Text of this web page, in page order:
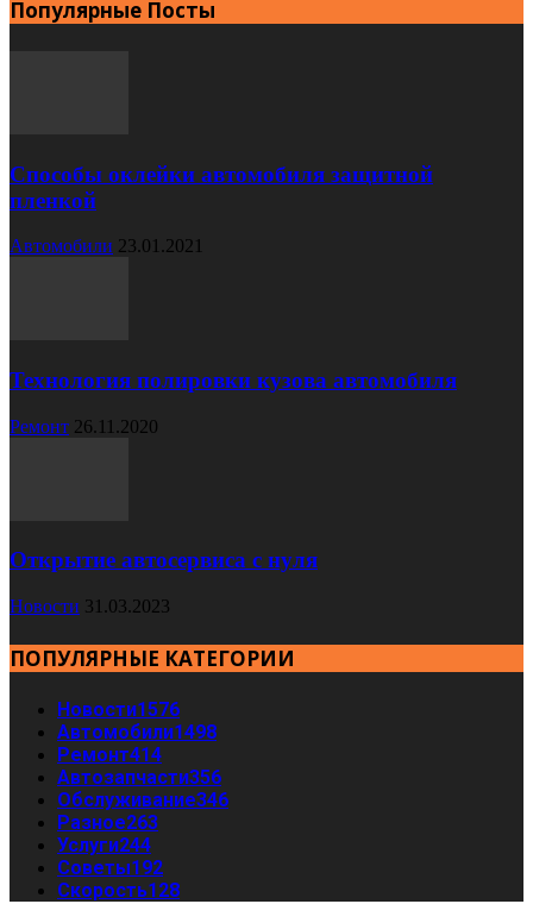
Популярные Посты
Способы оклейки автомобиля защитной
пленкой
Автомобили 23.01.2021
Технология полировки кузова автомобиля
Ремонт 26.11.2020
Открытие автосервиса с нуля
Новости 31.03.2023
ПОПУЛЯРНЫЕ КАТЕГОРИИ
Новости1576
Автомобили1498
Ремонт414
Автозапчасти356
Обслуживание346
Разное263
Услуги244
Советы192
Скорость128